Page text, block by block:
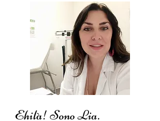
Programma Nutri®
Ehilà! Sono Lia.